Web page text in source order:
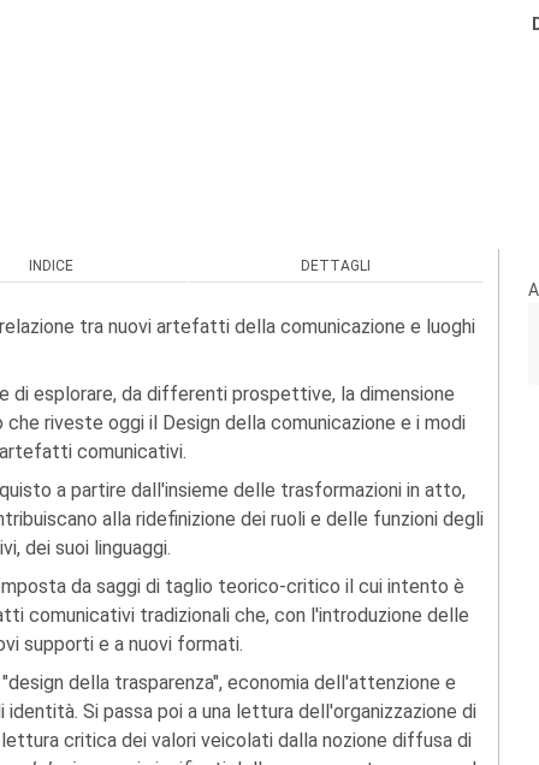
INDICE DETTAGLI
tra nuovi artefatti della comunicazione e luoghi
esplorare, da differenti prospettive, la dimensione
riveste oggi il Design della comunicazione e i modi
artefatti comunicativi.
a partire dall'insieme delle trasformazioni in atto,
alla ridefinizione dei ruoli e delle funzioni degli
dei suoi linguaggi.
da saggi di taglio teorico-critico il cui intento è
comunicativi tradizionali che, con l'introduzione delle
supporti e a nuovi formati.
della trasparenza", economia dell'attenzione e
Si passa poi a una lettura dell'organizzazione di
critica dei valori veicolati dalla nozione diffusa di